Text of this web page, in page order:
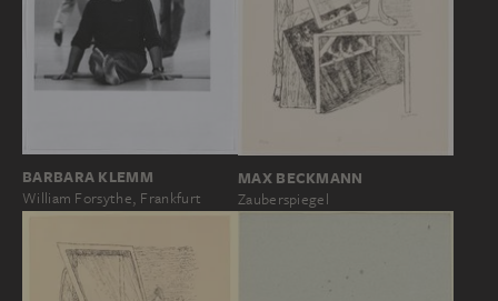
BARBARA KLEMM
William Forsythe, Frankfurt
MAX BECKMANN
Zauberspiegel